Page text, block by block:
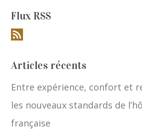
Flux RSS
Articles récents
Entre expérience, confort et
les nouveaux standards de
française